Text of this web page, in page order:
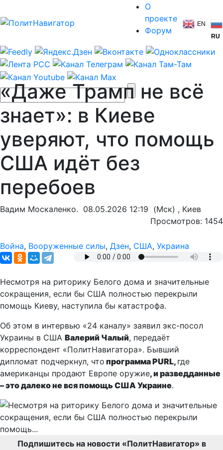
О
проекте
Форум
EN
RU
«Даже Трамп не всё
знает»: в Киеве
уверяют, что помощь
США идёт без
перебоев
Вадим Москаленко. 08.05.2026 12:19 (Мск) , Киев
Просмотров: 1454
Война, Вооруженные силы, Дзен, США, Украина
Несмотря на риторику Белого дома и значительные
сокращения, если бы США полностью перекрыли
помощь Киеву, наступила бы катастрофа.
Об этом в интервью «24 каналу» заявил экс-посол
Украины в США Валерий Чалый, передаёт
корреспондент «ПолитНавигатора». Бывший
дипломат подчеркнул, что программаPURL, где
американцы продают Европе оружие, и разведданные
– это далеко не вся помощь США Украине.
Подпишитесь на новости «ПолитНавигатор» в